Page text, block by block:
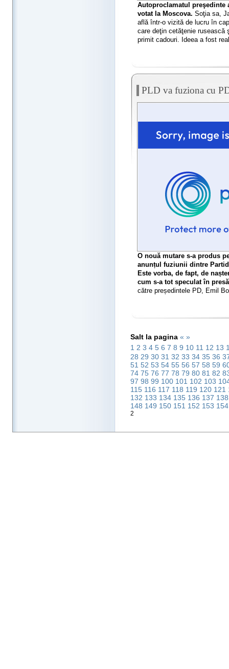
Autoproclamatul
votat la Moscova. Soţia sa,
află într-o vizită de lucru în
care deţin cetăţenie rusească
primit cadouri. Ideea a fost
PLD va fuziona cu
O nouă mutare s-a produs
anunțul fuziunii dintre
Este vorba, de fapt, de
cum s-a tot speculat în
către președintele PD, Emil
Salt la pagina « »
1 2 3 4 5 6 7 8 9 10 11 12 13
28 29 30 31 32 33 34 35 36
51 52 53 54 55 56 57 58 59
74 75 76 77 78 79 80 81 82
97 98 99 100 101 102 103
115 116 117 118 119 120 121
132 133 134 135 136 137
148 149 150 151 152 153
2